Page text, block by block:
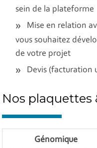
sein de la plateforme
Mise en relation
vous souhaitez
de votre projet​
Devis (facturation
Nos plaquettes
Génomique